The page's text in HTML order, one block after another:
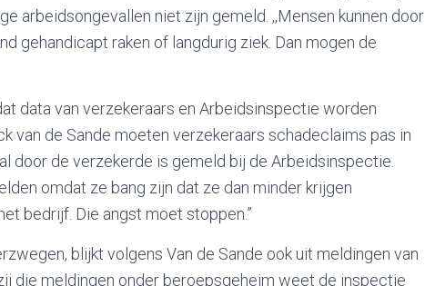
arbeidsongevallen niet zijn gemeld. ,,Mensen kunnen door
gehandicapt raken of langdurig ziek. Dan mogen de
data van verzekeraars en Arbeidsinspectie worden
van de Sande moeten verzekeraars schadeclaims pas in
door de verzekerde is gemeld bij de Arbeidsinspectie.
omdat ze bang zijn dat ze dan minder krijgen
bedrijf. Die angst moet stoppen.”
blijkt volgens Van de Sande ook uit meldingen van
die meldingen onder beroepsgeheim weet de inspectie